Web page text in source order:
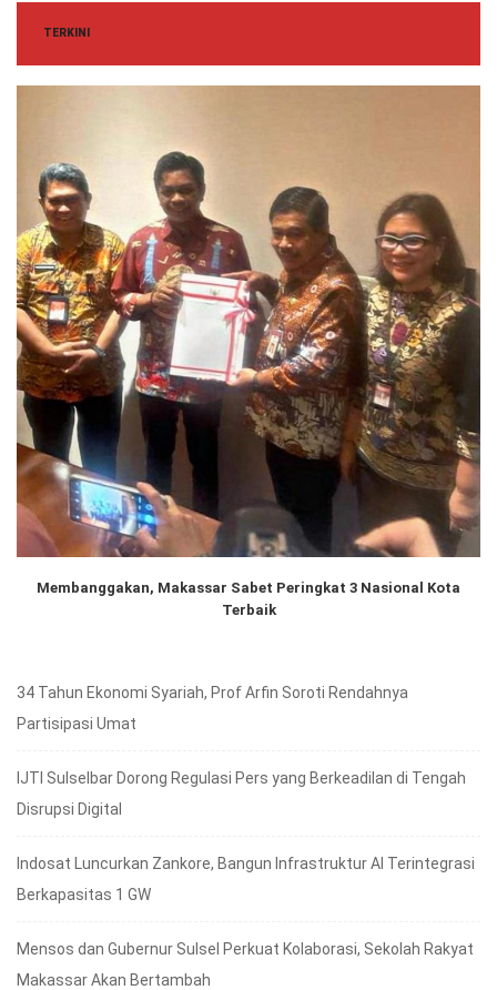
TERKINI
Membanggakan, Makassar Sabet Peringkat 3 Nasional Kota
Terbaik
34 Tahun Ekonomi Syariah, Prof Arfin Soroti Rendahnya
Partisipasi Umat
IJTI Sulselbar Dorong Regulasi Pers yang Berkeadilan di Tengah
Disrupsi Digital
Indosat Luncurkan Zankore, Bangun Infrastruktur AI Terintegrasi
Berkapasitas 1 GW
Mensos dan Gubernur Sulsel Perkuat Kolaborasi, Sekolah Rakyat
Makassar Akan Bertambah